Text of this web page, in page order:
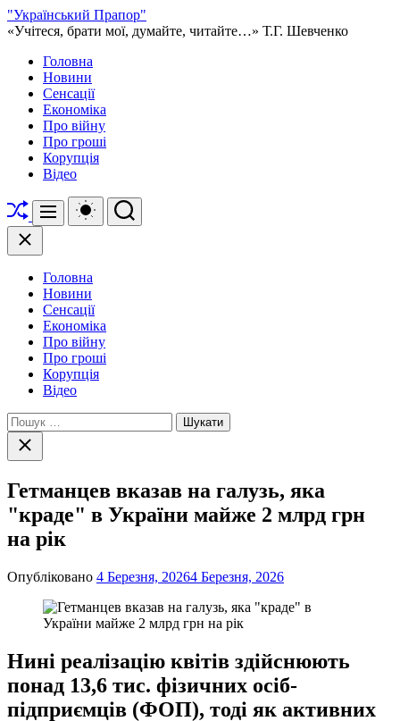
Перейти
до
"Український Прапор"
«Учітеся, брати мої, думайте, читайте…» Т.Г. Шевченко
Головна
Новини
Сенсації
Економіка
Про війну
Про гроші
Корупція
Відео
Перетасувати
Меню
Перемикач
кольорового
Пошук
Закрити
Головна
Новини
Сенсації
Економіка
Про війну
Про гроші
Корупція
Відео
Пошук:
Закрити
пошук
Гетманцев вказав на галузь, яка
"краде" в України майже 2 млрд грн
на рік
Опубліковано 4 Березня, 20264 Березня, 2026
Нині реалізацію квітів здійснюють
понад 13,6 тис. фізичних осіб-
підприємців (ФОП), тоді як активних